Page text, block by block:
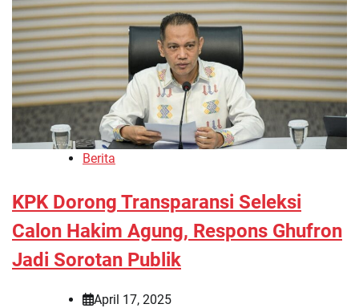
Berita
KPK Dorong Transparansi Seleksi
Calon Hakim Agung, Respons Ghufron
Jadi Sorotan Publik
April 17, 2025